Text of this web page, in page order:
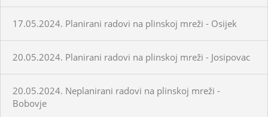
17.05.2024. Planirani radovi na plinskoj mreži - Osijek
20.05.2024. Planirani radovi na plinskoj mreži - Josipovac
20.05.2024. Neplanirani radovi na plinskoj mreži -
Bobovje